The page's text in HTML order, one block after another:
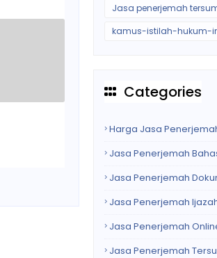
Jasa penerjemah
kamus-istilah-hukum-
Categories
Harga Jasa
Jasa Penerjemah
Jasa Penerjemah
Jasa Penerjemah
Jasa Penerjemah
Jasa Penerjemah